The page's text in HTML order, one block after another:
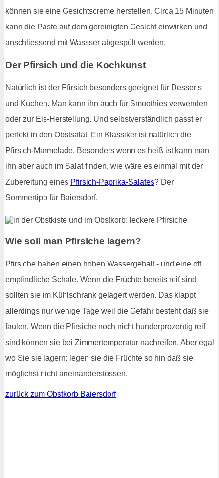
können sie eine Gesichtscreme herstellen. Circa 15 Minuten
kann die Paste auf dem gereinigten Gesicht einwirken und
anschliessend mit Wassser abgespült werden.
Der Pfirsich und die Kochkunst
Natürlich ist der Pfirsich besonders geeignet für Desserts
und Kuchen. Man kann ihn auch für Smoothies verwenden
oder zur Eis-Herstellung. Und selbstverständlich passt er
perfekt in den Obstsalat. Ein Klassiker ist natürlich die
Pfirsich-Marmelade. Besonders wenn es heiß ist kann man
ihn aber auch im Salat finden, wie wäre es einmal mit der
Zubereitung eines Pfirsich-Paprika-Salates? Der
Sommertipp für Baiersdorf.
Wie soll man Pfirsiche lagern?
Pfirsiche haben einen hohen Wassergehalt - und eine oft
empfindliche Schale. Wenn die Früchte bereits reif sind
sollten sie im Kühlschrank gelagert werden. Das klappt
allerdings nur wenige Tage weil die Gefahr besteht daß sie
faulen. Wenn die Pfirsiche noch nicht hunderprozentig reif
sind können sie bei Zimmertemperatur nachreifen. Aber egal
wo Sie sie lagern: legen sie die Früchte so hin daß sie
möglichst nicht aneinanderstossen.
zurück zum Obstkorb Baiersdorf